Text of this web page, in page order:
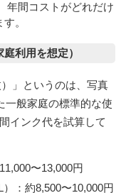
年間コストがどれだけ
。
利用を想定）
」というのは、写真
一般家庭の標準的な使
インク代を試算して
〜13,000円
：約8,500〜10,000円